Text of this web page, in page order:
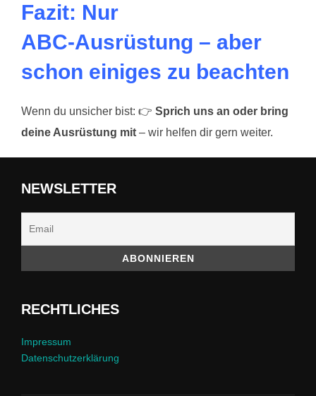
Fazit: Nur
ABC‑Ausrüstung – aber
schon einiges zu beachten
Wenn du unsicher bist: 👉 Sprich uns an oder bring
deine Ausrüstung mit – wir helfen dir gern weiter.
NEWSLETTER
RECHTLICHES
Impressum
Datenschutzerklärung